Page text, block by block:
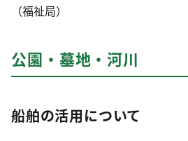
（福祉局）
公園・墓地・河川
船舶の活用について